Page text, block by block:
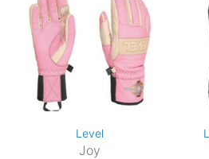
Level
Joy